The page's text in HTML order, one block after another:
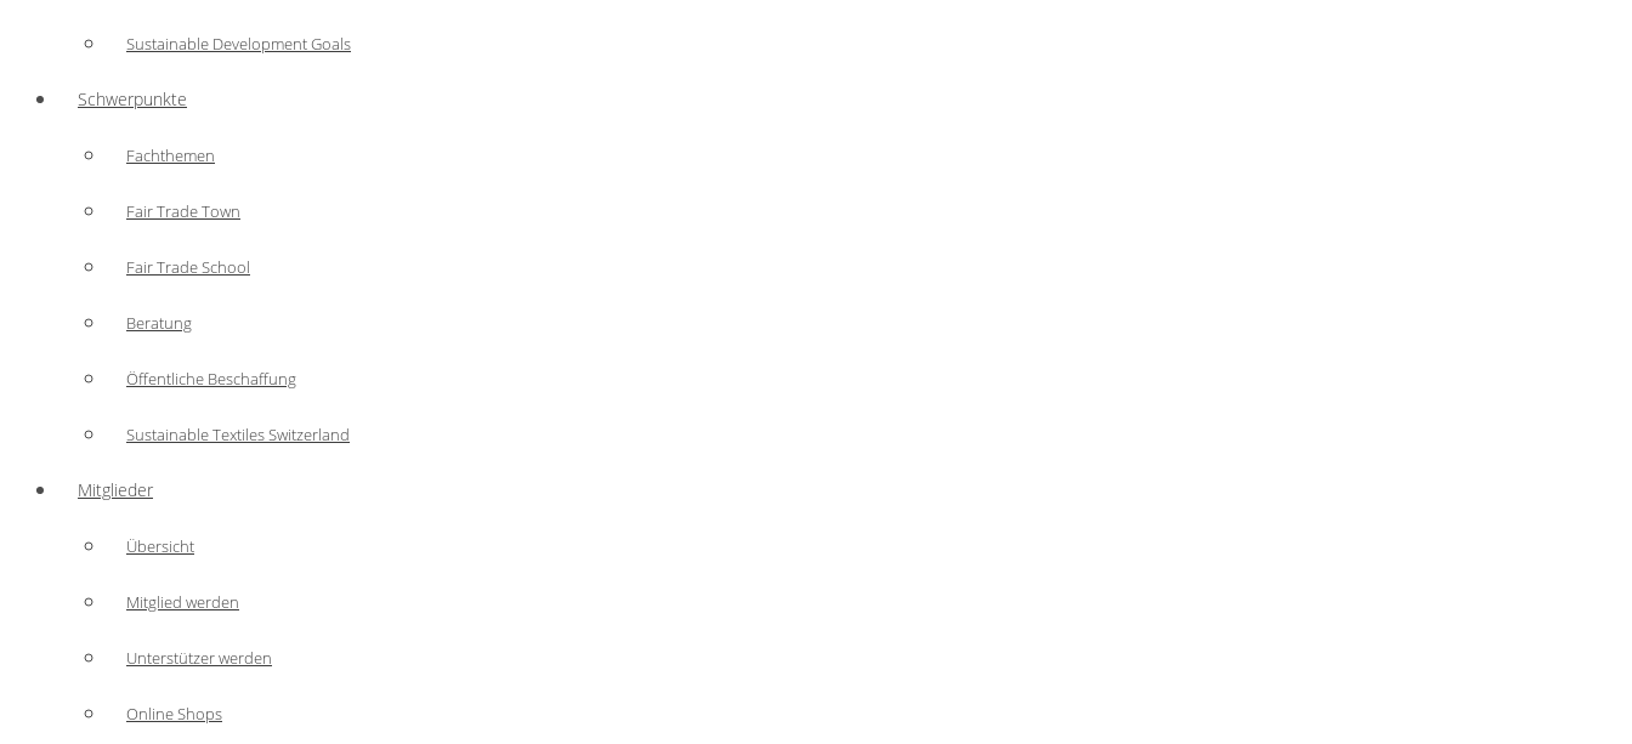
Sustainable Development Goals
Schwerpunkte
Fachthemen
Fair Trade Town
Fair Trade School
Beratung
Öffentliche Beschaffung
Sustainable Textiles Switzerland
Mitglieder
Übersicht
Mitglied werden
Unterstützer werden
Online Shops